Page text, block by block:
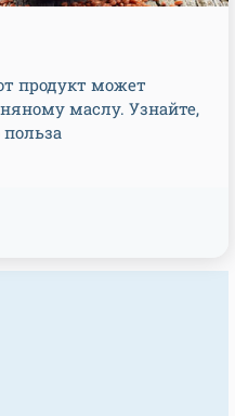
продукт может
маслу. Узнайте,